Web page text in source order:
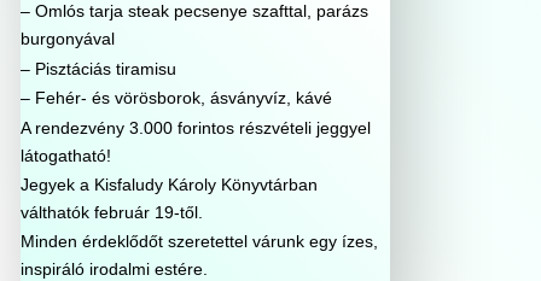
– Omlós tarja steak pecsenye szafttal, parázs
burgonyával
– Pisztáciás tiramisu
– Fehér- és vörösborok, ásványvíz, kávé
A rendezvény 3.000 forintos részvételi jeggyel
látogatható!
Jegyek a Kisfaludy Károly Könyvtárban
válthatók február 19-től.
Minden érdeklődőt szeretettel várunk egy ízes,
inspiráló irodalmi estére.